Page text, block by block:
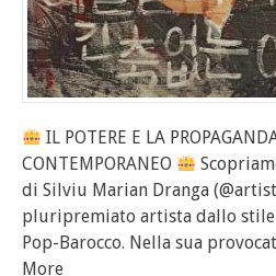
IL POTERE E LA
CONTEMPORANEO
di Silviu Marian Dranga
pluripremiato artista dallo
Pop-Barocco. Nella sua
More